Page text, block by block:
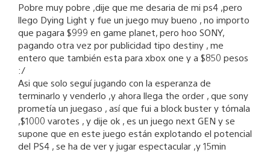
Pobre muy pobre ,dije que me desaria de mi ps4 ,pero
llego Dying Light y fue un juego muy bueno , no importo
que pagara $999 en game planet, pero hoo SONY,
pagando otra vez por publicidad tipo destiny , me
entero que también esta para xbox one y a $850 pesos
:/
Asi que solo seguí jugando con la esperanza de
terminarlo y venderlo ,y ahora llega the order , que sony
prometía un juegaso , así que fui a block buster y tómala
,$1000 varotes , y dije ok , es un juego next GEN y se
supone que en este juego están explotando el potencial
del PS4 , se ha de ver y jugar espectacular ,y 15min